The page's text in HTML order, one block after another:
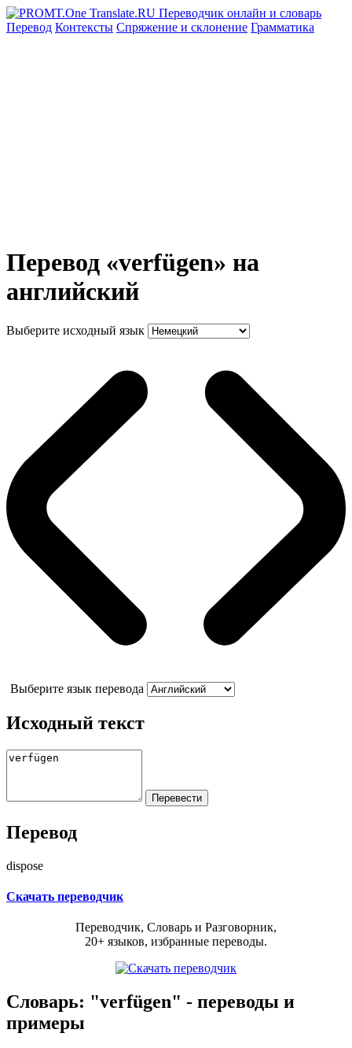
Перевод Контексты Спряжение и склонение Грамматика
Перевод «verfügen» на
английский
Выберите исходный язык
Выберите язык перевода
Исходный текст
Перевод
dispose
Скачать переводчик
Переводчик, Словарь и Разговорник,
20+ языков, избранные переводы.
Словарь: "verfügen" - переводы и
примеры